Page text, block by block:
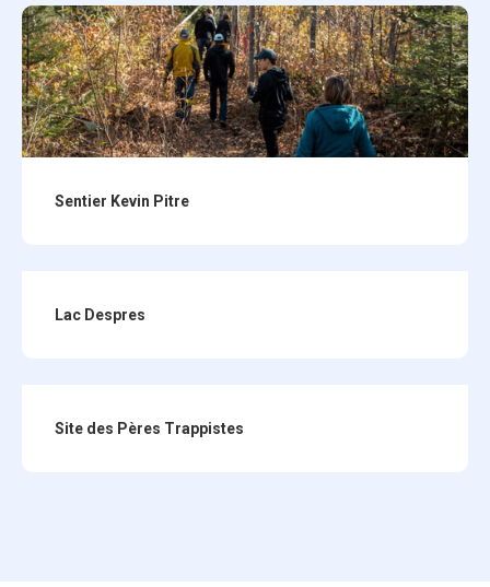
Sentier Kevin Pitre
Lac Despres
Site des Pères Trappistes